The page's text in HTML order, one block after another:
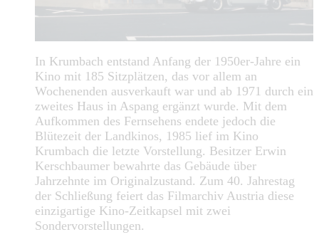
In Krumbach entstand Anfang der 1950er-Jahre ein
Kino mit 185 Sitzplätzen, das vor allem an
Wochenenden ausverkauft war und ab 1971 durch ein
zweites Haus in Aspang ergänzt wurde. Mit dem
Aufkommen des Fernsehens endete jedoch die
Blütezeit der Landkinos, 1985 lief im Kino
Krumbach die letzte Vorstellung. Besitzer Erwin
Kerschbaumer bewahrte das Gebäude über
Jahrzehnte im Originalzustand. Zum 40. Jahrestag
der Schließung feiert das Filmarchiv Austria diese
einzigartige Kino-Zeitkapsel mit zwei
Sondervorstellungen.